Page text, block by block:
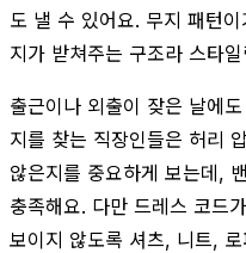
도 낼 수 있어요. 무지 패턴
지가 받쳐주는 구조라 스타
출근이나 외출이 잦은 날에
지를 찾는 직장인들은 허리
않은지를 중요하게 보는데,
충족해요. 다만 드레스 코드
보이지 않도록 셔츠, 니트,